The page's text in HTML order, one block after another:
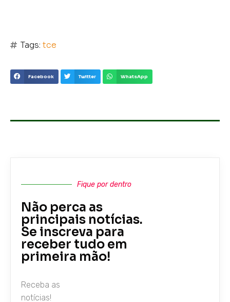
Tags: tce
Facebook Twitter WhatsApp
Fique por dentro
Não perca as
principais notícias.
Se inscreva para
receber tudo em
primeira mão!
Receba as
notícias!